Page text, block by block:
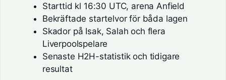
Starttid kl 16:30 UTC, arena Anfield
Bekräftade startelvor för båda lagen
Skador på Isak, Salah och flera
Liverpoolspelare
Senaste H2H-statistik och tidigare
resultat